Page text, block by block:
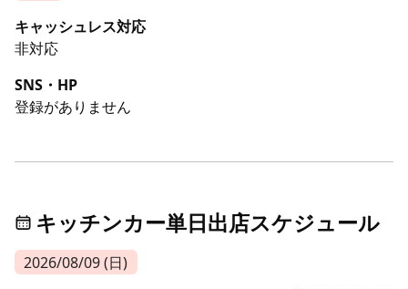
キャッシュレス対応
非対応
SNS・HP
登録がありません
キッチンカー単日出店スケジュール
2026/08/09 (日)